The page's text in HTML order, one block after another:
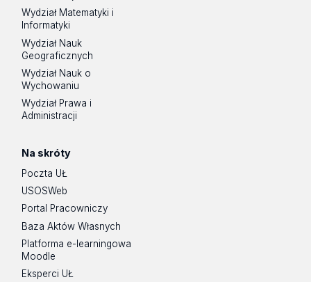
Wydział Matematyki i
Informatyki
Wydział Nauk
Geograficznych
Wydział Nauk o
Wychowaniu
Wydział Prawa i
Administracji
Na skróty
Poczta UŁ
USOSWeb
Portal Pracowniczy
Baza Aktów Własnych
Platforma e-learningowa
Moodle
Eksperci UŁ